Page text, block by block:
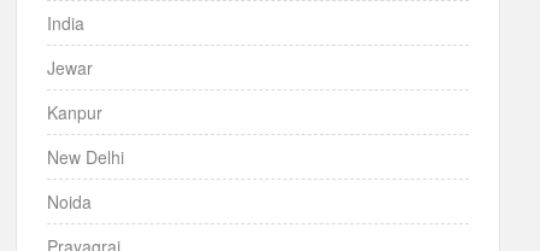
India
Jewar
Kanpur
New Delhi
Noida